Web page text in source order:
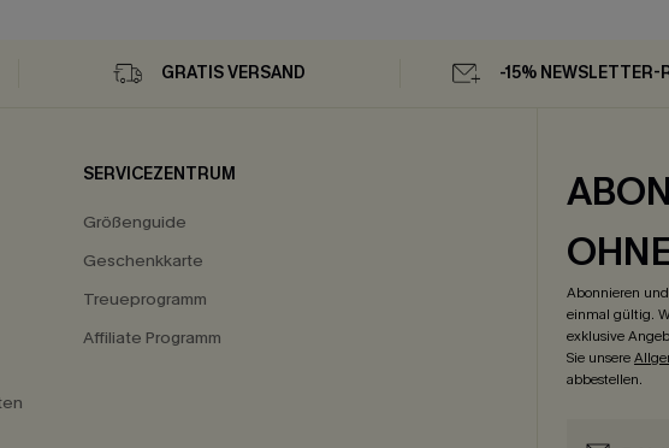
GRATIS VERSAND -15% NEWSLETTER-
SERVICEZENTRUM
Größenguide
Geschenkkarte
Treueprogramm
Affiliate Programm
Abonnieren
einmal gültig.
exklusive
Sie unsere
abbestellen.